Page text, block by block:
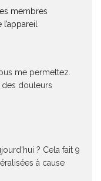
membres
me permettez.
douleurs
? Cela fait 9
à cause